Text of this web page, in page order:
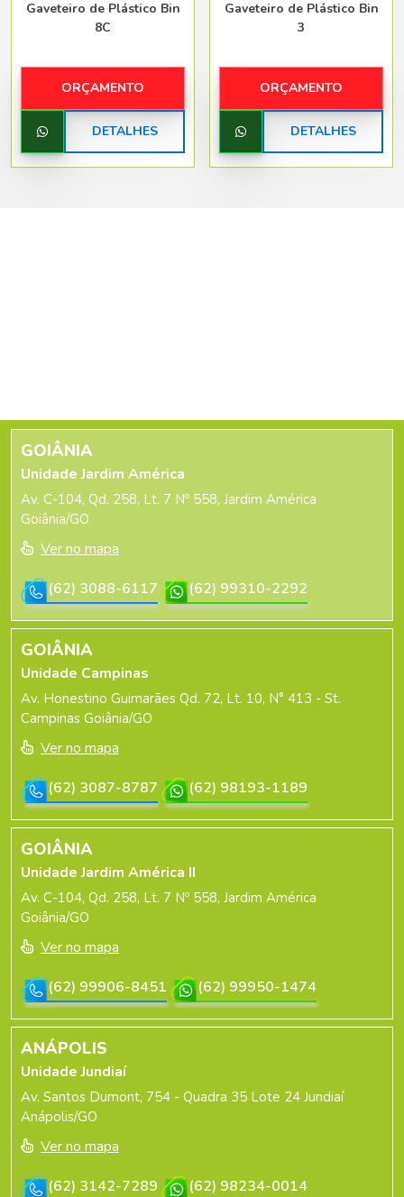
Gaveteiro de Plástico Bin
8C
ORÇAMENTO
DETALHES
Gaveteiro de Plástico Bin
3
ORÇAMENTO
DETALHES
GOIÂNIA
Unidade Jardim América
Av. C-104, Qd. 258, Lt. 7 Nº 558, Jardim América
Goiânia/GO
Ver no mapa
(62) 3088-6117
(62) 99310-2292
GOIÂNIA
Unidade Campinas
Av. Honestino Guimarães Qd. 72, Lt. 10, N° 413 - St.
Campinas Goiânia/GO
Ver no mapa
(62) 3087-8787
(62) 98193-1189
GOIÂNIA
Unidade Jardim América II
Av. C-104, Qd. 258, Lt. 7 Nº 558, Jardim América
Goiânia/GO
Ver no mapa
(62) 99906-8451
(62) 99950-1474
ANÁPOLIS
Unidade Jundiaí
Av. Santos Dumont, 754 - Quadra 35 Lote 24 Jundiaí
Anápolis/GO
Ver no mapa
(62) 3142-7289
(62) 98234-0014